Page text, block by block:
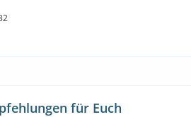
für Euch